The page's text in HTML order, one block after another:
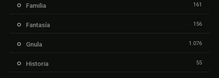
Familia 161
Fantasía 156
Gnula 1.076
Historia 55